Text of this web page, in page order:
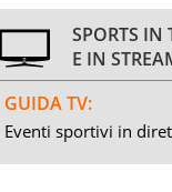
SPORTS IN
E IN
GUIDA TV:
Eventi sportivi in